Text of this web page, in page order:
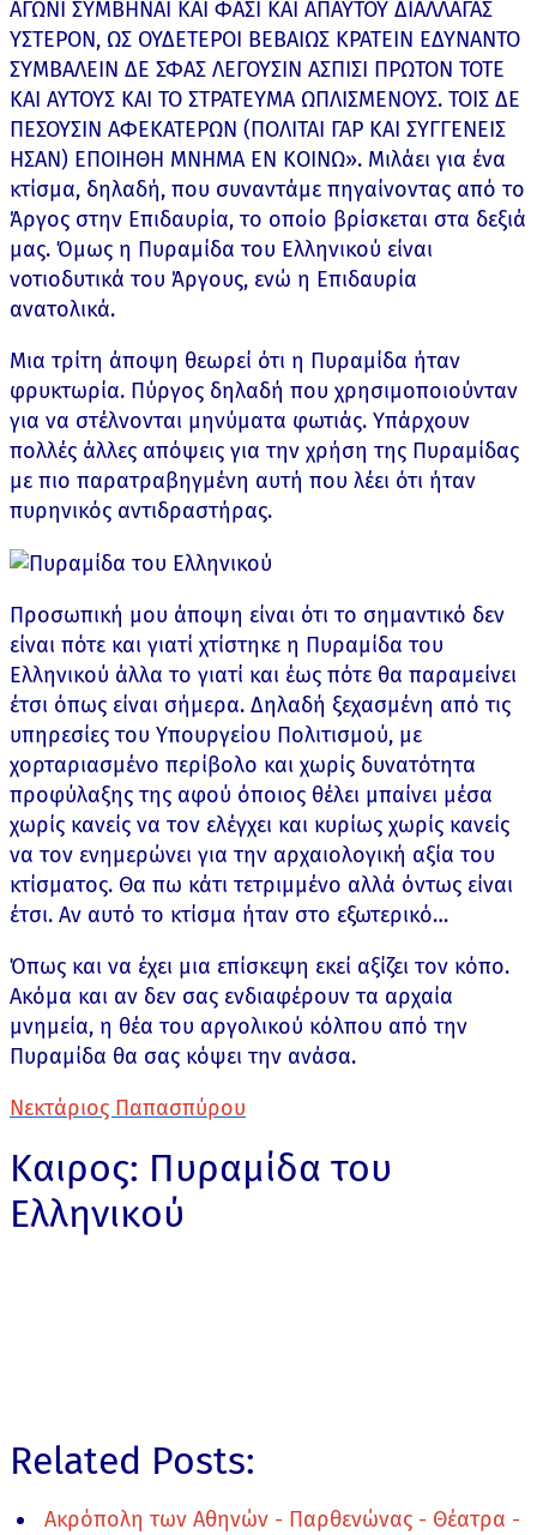
ΑΓΩΝΙ ΣΥΜΒΗΝΑΙ ΚΑΙ ΦΑΣΙ ΚΑΙ ΑΠΑΥΤΟΥ ΔΙΑΛΛΑΓΑΣ
ΥΣΤΕΡΟΝ, ΩΣ ΟΥΔΕΤΕΡΟΙ ΒΕΒΑΙΩΣ ΚΡΑΤΕΙΝ ΕΔΥΝΑΝΤΟ
ΣΥΜΒΑΛΕΙΝ ΔΕ ΣΦΑΣ ΛΕΓΟΥΣΙΝ ΑΣΠΙΣΙ ΠΡΩΤΟΝ ΤΟΤΕ
ΚΑΙ ΑΥΤΟΥΣ ΚΑΙ ΤΟ ΣΤΡΑΤΕΥΜΑ ΩΠΛΙΣΜΕΝΟΥΣ. ΤΟΙΣ ΔΕ
ΠΕΣΟΥΣΙΝ ΑΦΕΚΑΤΕΡΩΝ (ΠΟΛΙΤΑΙ ΓΑΡ ΚΑΙ ΣΥΓΓΕΝΕΙΣ
ΗΣΑΝ) ΕΠΟΙΗΘΗ ΜΝΗΜΑ ΕΝ ΚΟΙΝΩ». Μιλάει για ένα
κτίσμα, δηλαδή, που συναντάμε πηγαίνοντας από το
Άργος στην Επιδαυρία, το οποίο βρίσκεται στα δεξιά
μας. Όμως η Πυραμίδα του Ελληνικού είναι
νοτιοδυτικά του Άργους, ενώ η Επιδαυρία
ανατολικά.
Μια τρίτη άποψη θεωρεί ότι η Πυραμίδα ήταν
φρυκτωρία. Πύργος δηλαδή που χρησιμοποιούνταν
για να στέλνονται μηνύματα φωτιάς. Υπάρχουν
πολλές άλλες απόψεις για την χρήση της Πυραμίδας
με πιο παρατραβηγμένη αυτή που λέει ότι ήταν
πυρηνικός αντιδραστήρας.
Προσωπική μου άποψη είναι ότι το σημαντικό δεν
είναι πότε και γιατί χτίστηκε η Πυραμίδα του
Ελληνικού άλλα το γιατί και έως πότε θα παραμείνει
έτσι όπως είναι σήμερα. Δηλαδή ξεχασμένη από τις
υπηρεσίες του Υπουργείου Πολιτισμού, με
χορταριασμένο περίβολο και χωρίς δυνατότητα
προφύλαξης της αφού όποιος θέλει μπαίνει μέσα
χωρίς κανείς να τον ελέγχει και κυρίως χωρίς κανείς
να τον ενημερώνει για την αρχαιολογική αξία του
κτίσματος. Θα πω κάτι τετριμμένο αλλά όντως είναι
έτσι. Αν αυτό το κτίσμα ήταν στο εξωτερικό…
Όπως και να έχει μια επίσκεψη εκεί αξίζει τον κόπο.
Ακόμα και αν δεν σας ενδιαφέρουν τα αρχαία
μνημεία, η θέα του αργολικού κόλπου από την
Πυραμίδα θα σας κόψει την ανάσα.
Νεκτάριος Παπασπύρου
Καιρος: Πυραμίδα του
Ελληνικού
Related Posts:
Ακρόπολη των Αθηνών - Παρθενώνας - Θέατρα -